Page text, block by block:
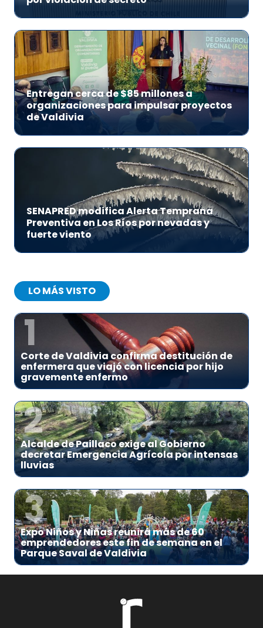
Entregan cerca de $85 millones a
organizaciones para impulsar proyectos
de Valdivia
SENAPRED modifica Alerta Temprana
Preventiva en Los Ríos por nevadas y
fuerte viento
LO MÁS VISTO
1
Corte de Valdivia confirma destitución de
enfermera que viajó con licencia por hijo
gravemente enfermo
2
Alcalde de Paillaco exige al Gobierno
decretar Emergencia Agrícola por intensas
lluvias
3
Expo Niños y Niñas reunirá más de 60
emprendedores este fin de semana en el
Parque Saval de Valdivia